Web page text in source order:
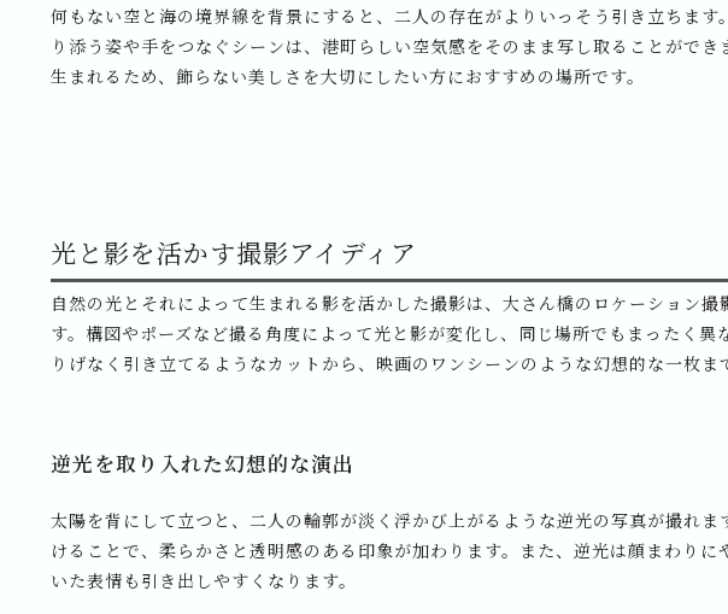
何もない空と海の境界線を背景にすると、二人の存在がよりいっそう引き立ちま
り添う姿や手をつなぐシーンは、港町らしい空気感をそのまま写し取ることがで
生まれるため、飾らない美しさを大切にしたい方におすすめの場所です。
光と影を活かす撮影アイディア
自然の光とそれによって生まれる影を活かした撮影は、大さん橋のロケーション
す。構図やポーズなど撮る角度によって光と影が変化し、同じ場所でもまったく
りげなく引き立てるようなカットから、映画のワンシーンのような幻想的な一枚ま
逆光を取り入れた幻想的な演出
太陽を背にして立つと、二人の輪郭が淡く浮かび上がるような逆光の写真が撮れ
けることで、柔らかさと透明感のある印象が加わります。また、逆光は顔まわり
いた表情も引き出しやすくなります。